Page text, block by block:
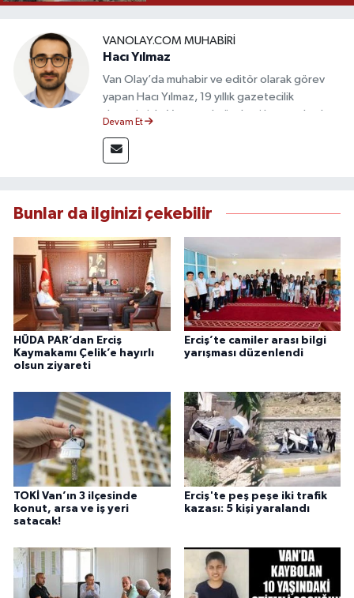
VANOLAY.COM MUHABIRI
Hacı Yılmaz
Van Olay’da muhabir ve editör olarak görev
yapan Hacı Yılmaz, 19 yıllık gazetecilik
deneyimiyle Van yerel gündemi başta olmak
takip etmektedir. Editoryal sürece katkı sunan
Yılmaz, tarafsızlık, doğruluk ve etik ilkeler
bilgilendirmektedir.
Devam Et
Bunlar da ilginizi çekebilir
HÜDA PAR’dan Erciş
Kaymakamı Çelik’e hayırlı
olsun ziyareti
Erciş’te camiler arası bilgi
yarışması düzenlendi
TOKİ Van’ın 3 ilçesinde
konut, arsa ve iş yeri
satacak!
Erciş'te peş peşe iki trafik
kazası: 5 kişi yaralandı